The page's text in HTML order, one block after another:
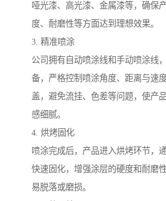
哑光漆、高光漆、金属漆等，确保
度、耐磨性等方面达到理想效果。
3. 精准喷涂
公司拥有自动喷涂线和手动喷涂线
备，严格控制喷涂角度、距离与速
盖，避免流挂、色差等问题，使产
感细腻。
4. 烘烤固化
喷涂完成后，产品进入烘烤环节，
快速固化，增强涂层的硬度和耐磨
易脱落或磨损。